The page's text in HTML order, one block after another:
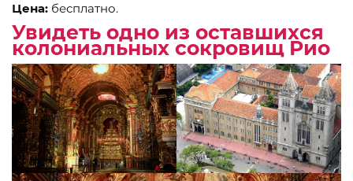
Цена: бесплатно.
Увидеть одно из оставшихся
колониальных сокровищ Рио